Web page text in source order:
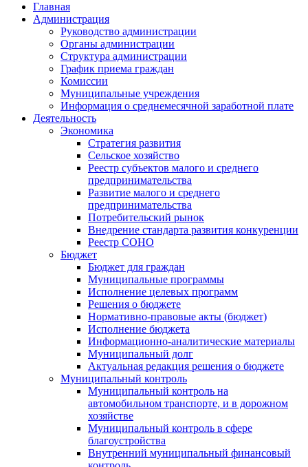
Главная
Администрация
Руководство администрации
Органы администрации
Структура администрации
График приема граждан
Комиссии
Муниципальные учреждения
Информация о среднемесячной заработной плате
Деятельность
Экономика
Стратегия развития
Сельское хозяйство
Реестр субъектов малого и среднего
предпринимательства
Развитие малого и среднего
предпринимательства
Потребительский рынок
Внедрение стандарта развития конкуренции
Реестр СОНО
Бюджет
Бюджет для граждан
Муниципальные программы
Исполнение целевых программ
Решения о бюджете
Нормативно-правовые акты (бюджет)
Исполнение бюджета
Информационно-аналитические материалы
Муниципальный долг
Актуальная редакция решения о бюджете
Муниципальный контроль
Муниципальный контроль на
автомобильном транспорте, и в дорожном
хозяйстве
Муниципальный контроль в сфере
благоустройства
Внутренний муниципальный финансовый